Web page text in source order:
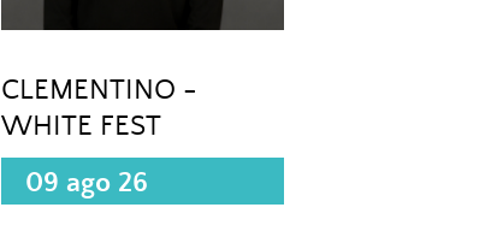
CLEMENTINO -
WHITE FEST
09 ago 26